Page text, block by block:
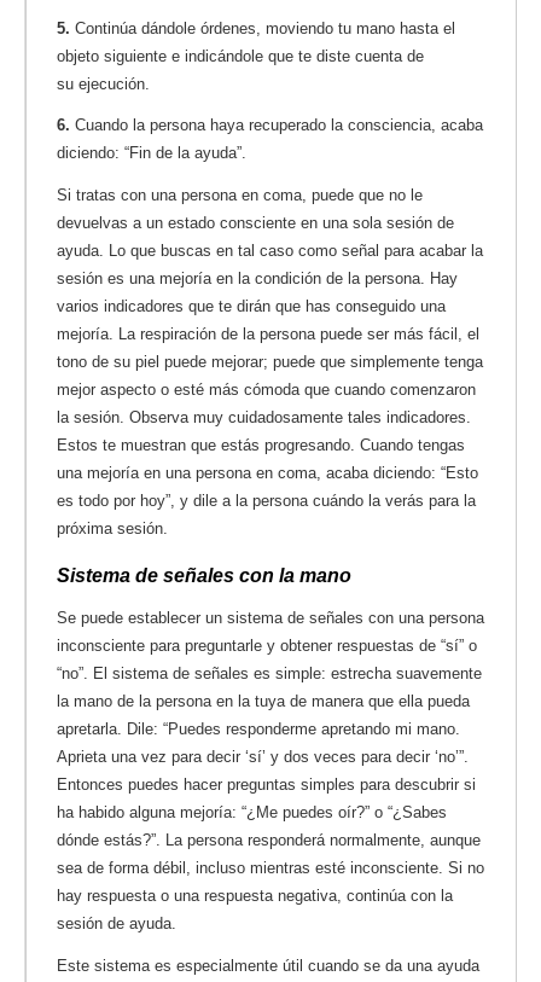
5. Continúa dándole órdenes, moviendo tu mano hasta el
objeto siguiente e indicándole que te diste cuenta de
su ejecución.
6. Cuando la persona haya recuperado la consciencia, acaba
diciendo: “Fin de la ayuda”.
Si tratas con una persona en coma, puede que no le
devuelvas a un estado consciente en una sola sesión de
ayuda. Lo que buscas en tal caso como señal para acabar la
sesión es una mejoría en la condición de la persona. Hay
varios indicadores que te dirán que has conseguido una
mejoría. La respiración de la persona puede ser más fácil, el
tono de su piel puede mejorar; puede que simplemente tenga
mejor aspecto o esté más cómoda que cuando comenzaron
la sesión. Observa muy cuidadosamente tales indicadores.
Estos te muestran que estás progresando. Cuando tengas
una mejoría en una persona en coma, acaba diciendo: “Esto
es todo por hoy”, y dile a la persona cuándo la verás para la
próxima sesión.
Sistema de señales con la mano
Se puede establecer un sistema de señales con una persona
inconsciente para preguntarle y obtener respuestas de “sí” o
“no”. El sistema de señales es simple: estrecha suavemente
la mano de la persona en la tuya de manera que ella pueda
apretarla. Dile: “Puedes responderme apretando mi mano.
Aprieta una vez para decir ‘sí’ y dos veces para decir ‘no’”.
Entonces puedes hacer preguntas simples para descubrir si
ha habido alguna mejoría: “¿Me puedes oír?” o “¿Sabes
dónde estás?”. La persona responderá normalmente, aunque
sea de forma débil, incluso mientras esté inconsciente. Si no
hay respuesta o una respuesta negativa, continúa con la
sesión de ayuda.
Este sistema es especialmente útil cuando se da una ayuda